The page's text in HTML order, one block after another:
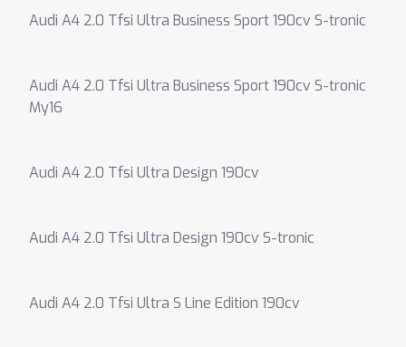
Audi A4 2.0 Tfsi Ultra Business Sport 190cv S-tronic
Audi A4 2.0 Tfsi Ultra Business Sport 190cv S-tronic
My16
Audi A4 2.0 Tfsi Ultra Design 190cv
Audi A4 2.0 Tfsi Ultra Design 190cv S-tronic
Audi A4 2.0 Tfsi Ultra S Line Edition 190cv